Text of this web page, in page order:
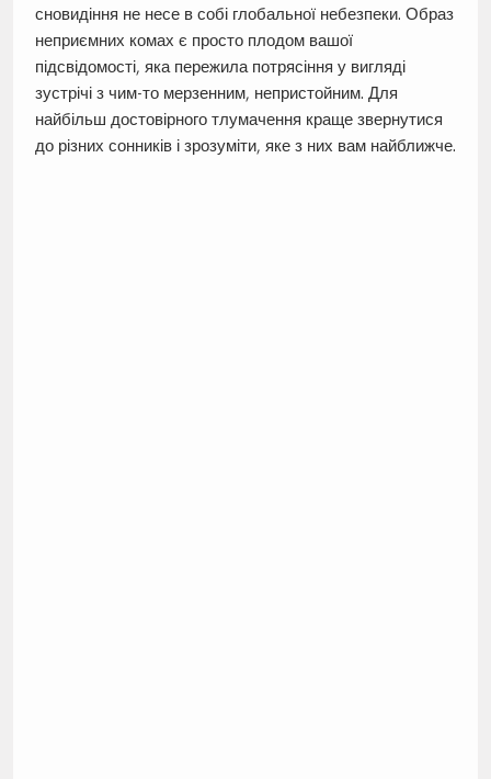
сновидіння не несе в собі глобальної небезпеки. Образ
неприємних комах є просто плодом вашої
підсвідомості, яка пережила потрясіння у вигляді
зустрічі з чим-то мерзенним, непристойним. Для
найбільш достовірного тлумачення краще звернутися
до різних сонників і зрозуміти, яке з них вам найближче.